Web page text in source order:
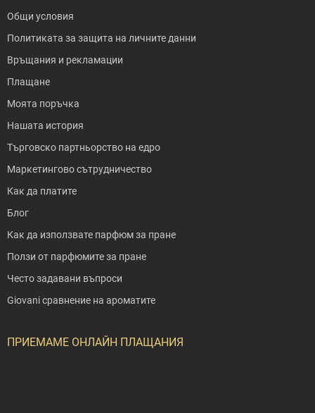
Общи условия
Политиката за защита на личните данни
Връщания и рекламации
Плащане
Моята поръчка
Нашата история
Търговско партньорство на едро
Маркетингово сътрудничество
Как да платите
Блог
Как да използвате парфюм за пране
Ползи от парфюмите за пране
Често задавани въпроси
Giovani сравнение на ароматите
ПРИЕМАМЕ ОНЛАЙН ПЛАЩАНИЯ